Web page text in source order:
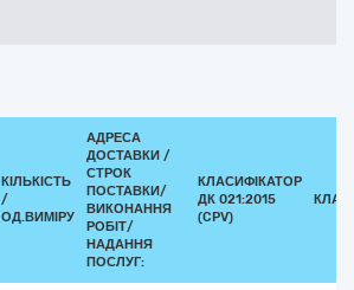
КІЛЬКІСТЬ
/
ОД.ВИМІРУ
АДРЕСА
ДОСТАВКИ /
СТРОК
ПОСТАВКИ/
ВИКОНАННЯ
РОБІТ/
НАДАННЯ
ПОСЛУГ:
КЛАСИФІКАТОР
ДК 021:2015
(CPV)